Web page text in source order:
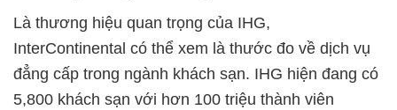
Là thương hiệu quan trọng của IHG,
InterContinental có thể xem là thước đo về dịch vụ
đẳng cấp trong ngành khách sạn. IHG hiện đang có
5,800 khách sạn với hơn 100 triệu thành viên